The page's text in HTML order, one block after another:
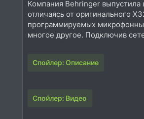
Компания Behringer выпустила
отличаясь от оригинального
программируемых
многое другое. Подключив
Спойлер: Описание
Спойлер: Видео